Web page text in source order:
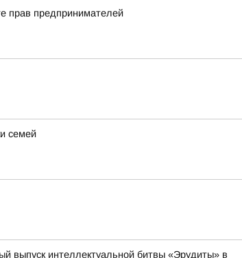
прав предпринимателей
семей
выпуск интеллектуальной битвы «Эрудиты» в